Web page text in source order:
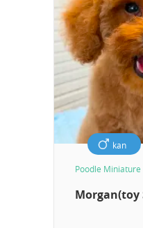
kan
Poodle Miniature
Morgan(toy